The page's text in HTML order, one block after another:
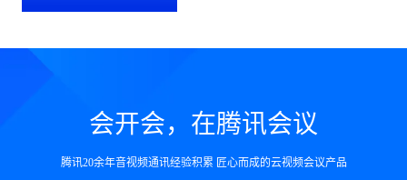
会开会，在腾讯会议
腾讯20余年音视频通讯经验积累 匠心而成的云视频会议产品